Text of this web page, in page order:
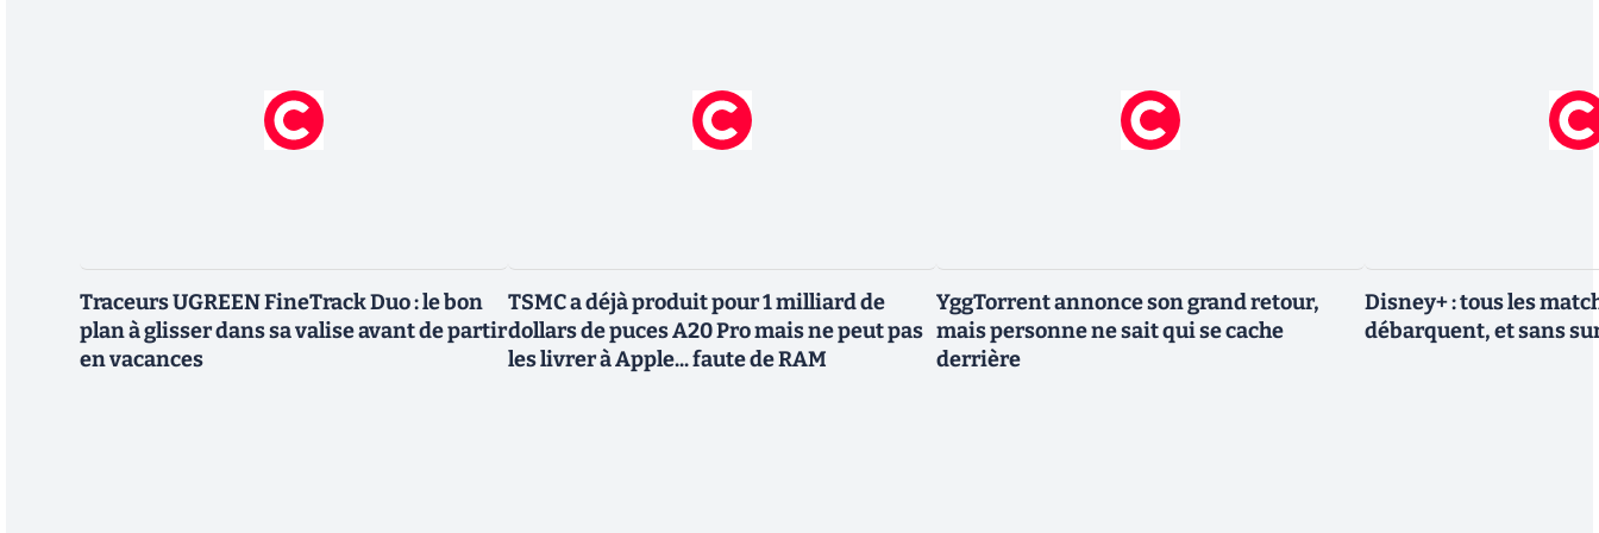
Traceurs UGREEN FineTrack Duo : le bon
plan à glisser dans sa valise avant de partir
en vacances
TSMC a déjà produit pour 1 milliard de
dollars de puces A20 Pro mais ne peut pas
les livrer à Apple... faute de RAM
YggTorrent annonce son grand retour,
mais personne ne sait qui se cache
derrière
Disney+ : tous les
débarquent, et sans